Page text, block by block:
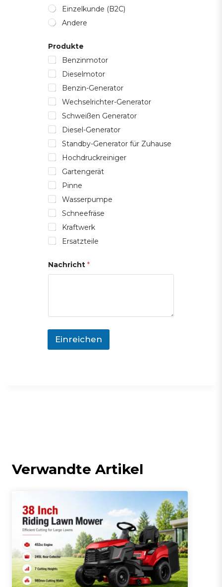
Einzelkunde (B2C)
Andere
Produkte
Benzinmotor
Dieselmotor
Benzin-Generator
Wechselrichter-Generator
Schweißen Generator
Diesel-Generator
Standby-Generator für Zuhause
Hochdruckreiniger
Gartengerät
Pinne
Wasserpumpe
Schneefräse
Kraftwerk
Ersatzteile
Nachricht *
Einreichen
Verwandte Artikel